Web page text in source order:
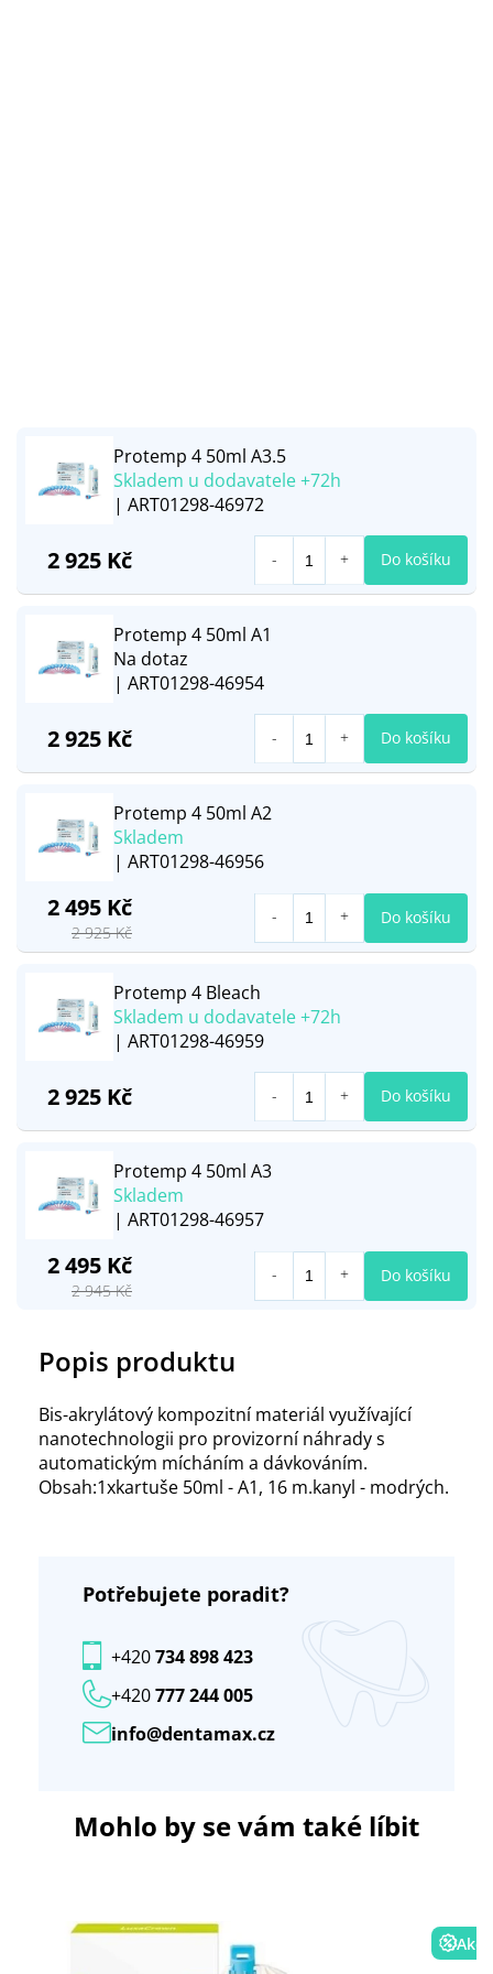
Popis produktu
Bis-akrylátový kompozitní materiál využívající
nanotechnologii pro provizorní náhrady s
automatickým mícháním a dávkováním.
Obsah:1xkartuše 50ml - A1, 16 m.kanyl - modrých.
Potřebujete poradit?
info@dentamax.cz
+420777 244 005
+420734 898 423
Mohlo by se vám také líbit
Akce
Protemp 4 50ml A3.5
Skladem u dodavatele +72h
| ART01298-46972
2 925 Kč Do košíku
Protemp 4 50ml A1
Na dotaz
| ART01298-46954
2 925 Kč Do košíku
Protemp 4 50ml A2
Skladem
| ART01298-46956
2 495 Kč
2 925 Kč
Do košíku
Protemp 4 Bleach
Skladem u dodavatele +72h
| ART01298-46959
2 925 Kč Do košíku
Protemp 4 50ml A3
Skladem
| ART01298-46957
2 495 Kč
2 945 Kč
Do košíku